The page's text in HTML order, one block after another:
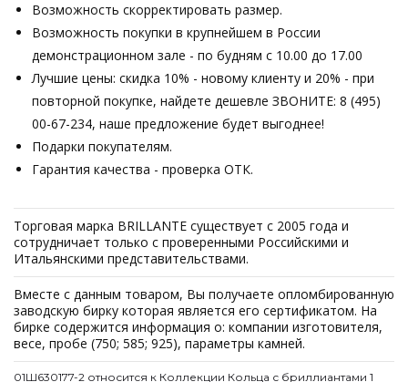
Возможность скорректировать размер.
Возможность покупки в крупнейшем в России
демонстрационном зале - по будням с 10.00 до 17.00
Лучшие цены: скидка 10% - новому клиенту и 20% - при
повторной покупке, найдете дешевле ЗВОНИТЕ: 8 (495)
00-67-234, наше предложение будет выгоднее!
Подарки покупателям.
Гарантия качества - проверка ОТК.
Торговая марка BRILLANTE существует с 2005 года и
сотрудничает только с проверенными Российскими и
Итальянскими представительствами.
Вместе с данным товаром, Вы получаете опломбированную
заводскую бирку которая является его сертификатом. На
бирке содержится информация о: компании изготовителя,
весе, пробе (750; 585; 925), параметры камней.
01Ш630177-2 относится к Коллекции Кольца с бриллиантами 1